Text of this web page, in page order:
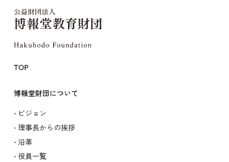
TOP
博報堂財団について
ビジョン
理事長からの挨拶
沿革
役員一覧